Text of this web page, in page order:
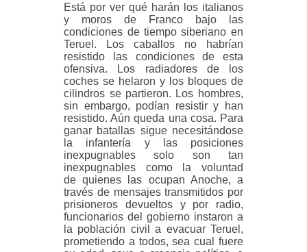
Está por ver qué harán los italianos
y moros de Franco bajo las
condiciones de tiempo siberiano en
Teruel. Los caballos no habrían
resistido las condiciones de esta
ofensiva. Los radiadores de los
coches se helaron y los bloques de
cilindros se partieron. Los hombres,
sin embargo, podían resistir y han
resistido. Aún queda una cosa. Para
ganar batallas sigue necesitándose
la infantería y las posiciones
inexpugnables solo son tan
inexpugnables como la voluntad
dequienes las ocupan Anoche, a
través de mensajes transmitidos por
prisioneros devueltos y por radio,
funcionarios del gobierno instaron a
la población civil a evacuar Teruel,
prometiendo a todos, sea cual fuere